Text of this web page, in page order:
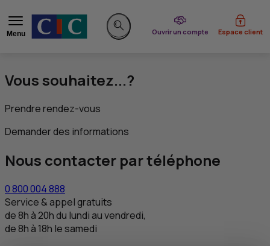
Menu
Rechercher sur le site
Ouvrir un compte
du CIC Espace client
Vous souhaitez...?
Prendre rendez-vous
Demander des informations
Nous contacter par téléphone
0 800 004 888
Service & appel gratuits
de 8h à 20h du lundi au vendredi,
de 8h à 18h le samedi